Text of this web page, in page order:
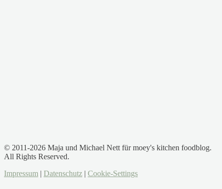
© 2011-2026 Maja und Michael Nett für moey's kitchen foodblog.
All Rights Reserved.
Impressum | Datenschutz | Cookie-Settings